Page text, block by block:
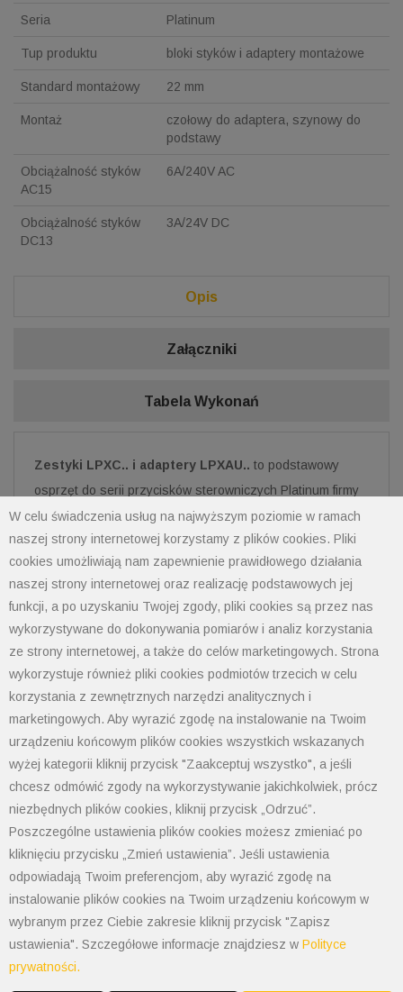
W celu świadczenia usług na najwyższym poziomie w ramach
naszej strony internetowej korzystamy z plików cookies. Pliki
cookies umożliwiają nam zapewnienie prawidłowego działania
naszej strony internetowej oraz realizację podstawowych jej
funkcji, a po uzyskaniu Twojej zgody, pliki cookies są przez nas
wykorzystywane do dokonywania pomiarów i analiz korzystania
ze strony internetowej, a także do celów marketingowych. Strona
wykorzystuje również pliki cookies podmiotów trzecich w celu
korzystania z zewnętrznych narzędzi analitycznych i
marketingowych. Aby wyrazić zgodę na instalowanie na Twoim
urządzeniu końcowym plików cookies wszystkich wskazanych
wyżej kategorii kliknij przycisk "Zaakceptuj wszystko", a jeśli
chcesz odmówić zgody na wykorzystywanie jakichkolwiek, prócz
niezbędnych plików cookies, kliknij przycisk „Odrzuć”.
Poszczególne ustawienia plików cookies możesz zmieniać po
kliknięciu przycisku „Zmień ustawienia”. Jeśli ustawienia
odpowiadają Twoim preferencjom, aby wyrazić zgodę na
instalowanie plików cookies na Twoim urządzeniu końcowym w
wybranym przez Ciebie zakresie kliknij przycisk "Zapisz
ustawienia". Szczegółowe informacje znajdziesz w Polityce
prywatności.
Seria Platinum
Tup produktu bloki styków i adaptery montażowe
Standard montażowy 22 mm
Montaż
czołowy do adaptera, szynowy do
podstawy
Obciążalność styków
AC15
6A/240V AC
Obciążalność styków
DC13
3A/24V DC
Opis
Załączniki
Tabela Wykonań
Zestyki LPXC.. i adaptery LPXAU.. to podstawowy
osprzęt do serii przycisków sterowniczych Platinum firmy
Lovato Electric. Adaptery i styki uzupełnione o napędy
przycisków sterowniczych stanowią kompletne przyciski
aparatury pulpitowej serii Platinum. Seria obejmuje dwa
adaptery montażowe, LPXAU120 do serii plastikowej LPC
oraz LPXAU120M do serii metalowej LPS i LPF. Styki ze
wykonaniu z zaciskami śrubowymi i sprężynowymi
(ograniczony zakres). Ze względu na montaż styki
występują do montażu czołowego do adaptera na
zatrzask oraz do montażu szynowego do podstawy kaset
sterowniczych LPZ. Bloki stykowe są wspólne da cełej
serii Platinum. Istnieje możliwość montażu do 9 zestyków.
Montaż styków na adapterze dokonuje się na zatrzask.